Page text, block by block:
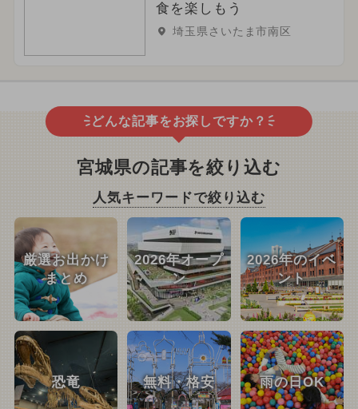
食を楽しもう
埼玉県さいたま市南区
どんな記事をお探しですか？
宮城県の記事を絞り込む
人気キーワードで絞り込む
厳選お出かけ
まとめ
2026年オープ
ン
2026年のイベ
ント
恐竜 無料・格安 雨の日OK